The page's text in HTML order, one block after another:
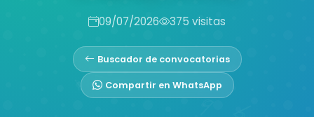
09/07/2026 375 visitas
Buscador de convocatorias
Compartir en WhatsApp